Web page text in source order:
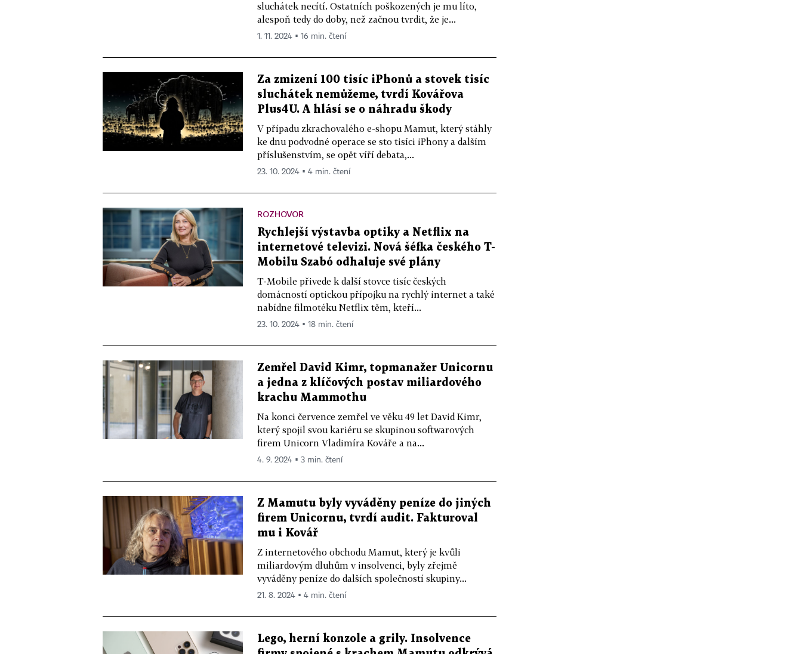
sluchátek necítí. Ostatních poškozených je mu líto,
alespoň tedy do doby, než začnou tvrdit, že je...
1. 11. 2024 ▪ 16 min. čtení
Za zmizení 100 tisíc iPhonů a stovek tisíc
sluchátek nemůžeme, tvrdí Kovářova
Plus4U. A hlásí se o náhradu škody
V případu zkrachovalého e-shopu Mamut, který stáhly
ke dnu podvodné operace se sto tisíci iPhony a dalším
příslušenstvím, se opět víří debata,...
23. 10. 2024 ▪ 4 min. čtení
ROZHOVOR
Rychlejší výstavba optiky a Netflix na
internetové televizi. Nová šéfka českého T-
Mobilu Szabó odhaluje své plány
T-Mobile přivede k další stovce tisíc českých
domácností optickou přípojku na rychlý internet a také
nabídne filmotéku Netflix těm, kteří...
23. 10. 2024 ▪ 18 min. čtení
Zemřel David Kimr, topmanažer Unicornu
a jedna z klíčových postav miliardového
krachu Mammothu
Na konci července zemřel ve věku 49 let David Kimr,
který spojil svou kariéru se skupinou softwarových
firem Unicorn Vladimíra Kováře a na...
4. 9. 2024 ▪ 3 min. čtení
Z Mamutu byly vyváděny peníze do jiných
firem Unicornu, tvrdí audit. Fakturoval
mu i Kovář
Z internetového obchodu Mamut, který je kvůli
miliardovým dluhům v insolvenci, byly zřejmě
vyváděny peníze do dalších společností skupiny...
21. 8. 2024 ▪ 4 min. čtení
Lego, herní konzole a grily. Insolvence